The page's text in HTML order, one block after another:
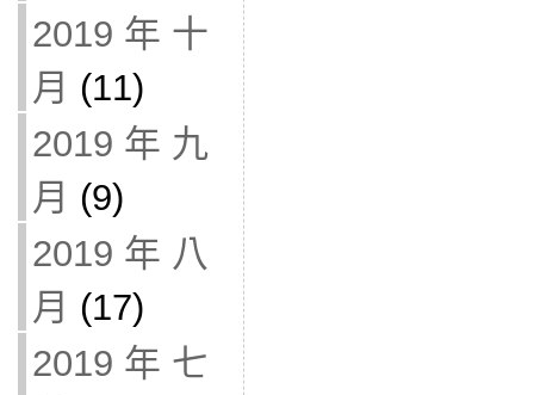
2019 年 十
月 (11)
2019 年 九
月 (9)
2019 年 八
月 (17)
2019 年 七